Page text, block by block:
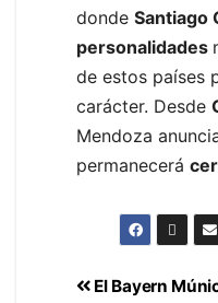
donde Santiago
personalidades
de estos países
carácter. Desde
Mendoza
permanecerá
El Bayern